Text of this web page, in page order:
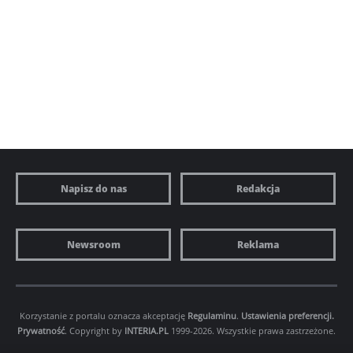
Napisz do nas Redakcja
Newsroom Reklama
Korzystanie z portalu oznacza akceptację Regulaminu. Ustawienia preferencji.
Prywatność. Copyright by INTERIA.PL 1999-2026. Wszystkie prawa zastrzeżone.